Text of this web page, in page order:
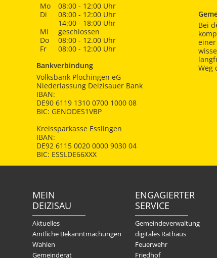
Mo
08:00 - 12:00 Uhr
Di
08:00 - 12:00 Uhr
14:00 - 18:00 Uhr
Mi
geschlossen
Do
08:00 - 12.00 Uhr
Fr
08:00 - 12:00 Uhr
Bankverbindung
Volksbank Plochingen eG -
Niederlassung Deizisauer Bank
IBAN:
DE90 6119 1310 0700 1000 08
BIC: GENODES1VBP
Kreissparkasse Esslingen
IBAN:
DE92 6115 0020 0000 9030 04
BIC: ESSLDE66XXX
Bei
Weg
MEIN
DEIZISAU
Aktuelles
Amtliche Bekanntmachungen
Wahlen
Gemeinderat
ENGAGIERTER
SERVICE
Gemeindeverwaltung
digitales Rathaus
Feuerwehr
Friedhof